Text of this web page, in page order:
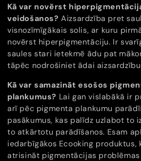
l
e
k
c
i
j
a
:
Kā var novērst
veidošanos?Aizsardzība pret
visnozīmīgākais solis, ar kuru
novērst hiperpigmentāciju. Ir
saules stari ietekmē ādu pat
tāpēc nodrošiniet ādai
Kā var samazināt esošos
plankumus? Lai gan vislabākā ir
arī pēc pigmenta plankumu
pasākumus, kas palīdz uzlabot to
to atkārtotu parādīšanos. Esam
iedarbīgākos Ecooking produktus,
atrisināt pigmentācijas